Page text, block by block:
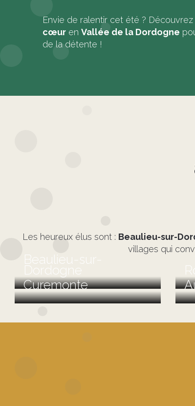
Envie de ralentir cet été ? Découvrez
cœur en Vallée de la Dordogne
de la détente !
Les heureux élus sont : Beaulieu-sur-
villages qui
Beaulieu-sur-
Dordogne
Curemonte